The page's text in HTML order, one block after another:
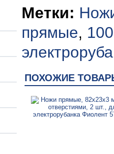
Метки:
прямые,
ПОХОЖИЕ